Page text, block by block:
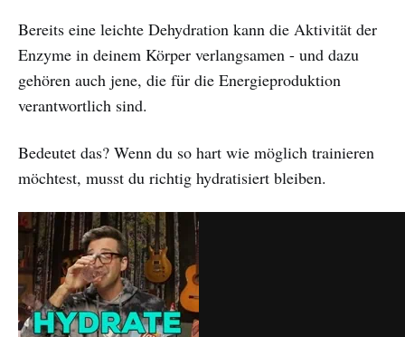
Bereits eine leichte Dehydration kann die Aktivität der
Enzyme in deinem Körper verlangsamen - und dazu
gehören auch jene, die für die Energieproduktion
verantwortlich sind.
Bedeutet das? Wenn du so hart wie möglich trainieren
möchtest, musst du richtig hydratisiert bleiben.